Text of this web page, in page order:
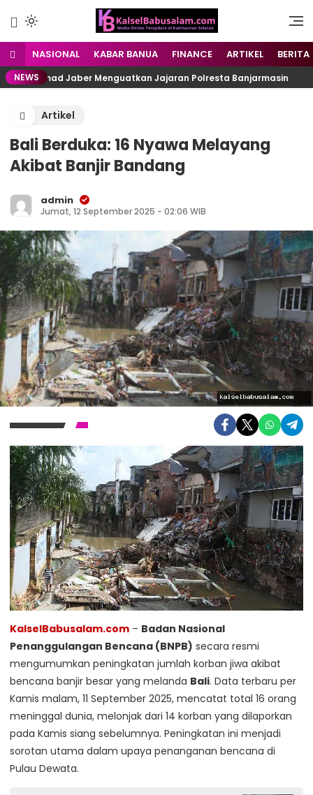
kalselbabusalam.com
Menyuarakan Kalsel,
Menginspirasi Nusantara
NASIONAL KABAR BANUA FINANCE ARTIKEL BERITA
NEWS Jaber Menguatkan Jajaran Polresta Banjarmasin
Artikel
Bali Berduka: 16 Nyawa Melayang
Akibat Banjir Bandang
admin
Jumat, 12 September 2025 - 02:06 WIB
KalselBabusalam.com – Badan Nasional
Penanggulangan Bencana (BNPB) secara resmi
mengumumkan peningkatan jumlah korban jiwa akibat
bencana banjir besar yang melanda Bali. Data terbaru per
Kamis malam, 11 September 2025, mencatat total 16 orang
meninggal dunia, melonjak dari 14 korban yang dilaporkan
pada Kamis siang sebelumnya. Peningkatan ini menjadi
sorotan utama dalam upaya penanganan bencana di
Pulau Dewata.